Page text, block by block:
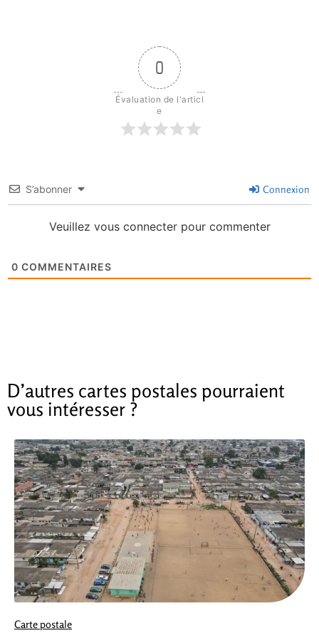
0
Évaluation de l'articl
e
S’abonner Connexion
Veuillez vous connecter pour commenter
0 COMMENTAIRES
D’autres cartes postales pourraient
vous intéresser ?
Carte postale